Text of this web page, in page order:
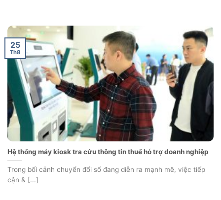
Hệ thống máy kiosk tra cứu thông tin thuế hỗ trợ doanh nghiệp
Trong bối cảnh chuyển đổi số đang diễn ra mạnh mẽ, việc tiếp
cận & [...]
25
Th8